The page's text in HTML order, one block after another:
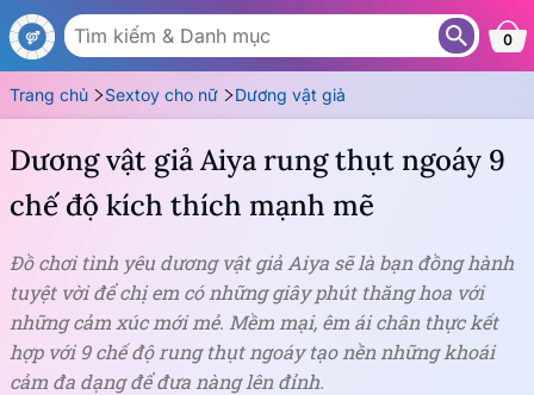
0
Trang chủ Sextoy cho nữ Dương vật giả
Dương vật giả Aiya rung thụt ngoáy 9
chế độ kích thích mạnh mẽ
Đồ chơi tình yêu dương vật giả Aiya sẽ là bạn đồng hành
tuyệt vời để chị em có những giây phút thăng hoa với
những cảm xúc mới mẻ. Mềm mại, êm ái chân thực kết
hợp với 9 chế độ rung thụt ngoáy tạo nền những khoái
cảm đa dạng để đưa nàng lên đỉnh.